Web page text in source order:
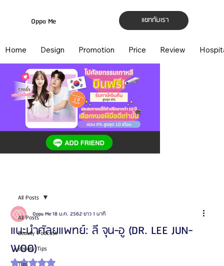
แชทกับเรา
Oppa Me
Home Design Promotion Price Review
All Posts
Beauty Podcast
Beauty Tips
All Posts
แนะนำศัลยแพทย์: ลี จุน-อู (DR. LEE JUN-
WOO)
Oppa Me18 ม.ค. 2562ยาว 1 นาที
ได้รับ NaN เต็ม 5 ดาว